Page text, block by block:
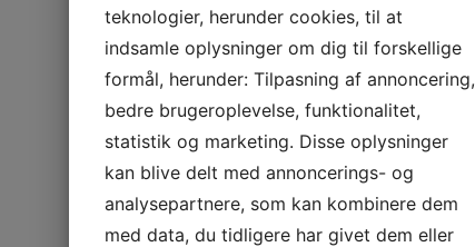
teknologier, herunder cookies, til at
indsamle oplysninger om dig til forskellige
formål, herunder: Tilpasning af annoncering,
bedre brugeroplevelse, funktionalitet,
statistik og marketing. Disse oplysninger
kan blive delt med annoncerings- og
analysepartnere, som kan kombinere dem
med data, du tidligere har givet dem eller